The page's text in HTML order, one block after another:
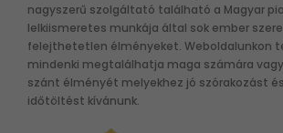
nagyszerű szolgáltató található a Magyar
lelkiismeretes munkája által sok ember
felejthetetlen élményeket. Weboldalunkon
mindenki megtalálhatja maga számára
szánt élményét melyekhez jó szórakozást
időtöltést kívánunk.